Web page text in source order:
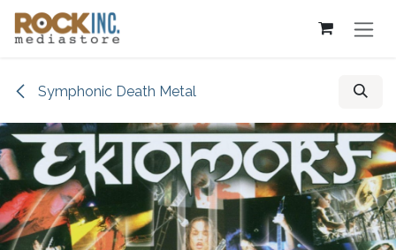
Overslaan naar inhoud
Symphonic Death Metal